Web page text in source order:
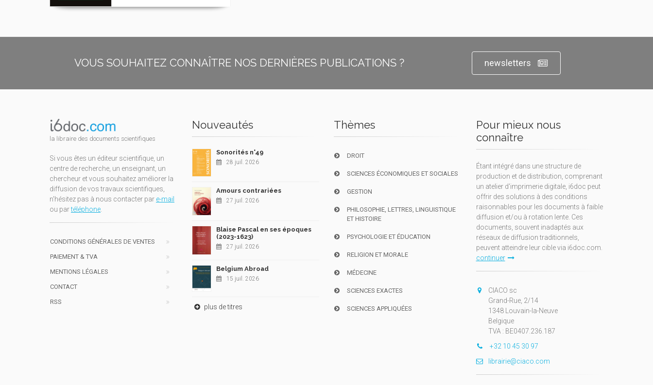
VOUS SOUHAITEZ CONNAÎTRE NOS DERNIÈRES PUBLICATIONS ? newsletters
la libraire des documents scientifiques
Si vous êtes un éditeur scientifique, un
centre de recherche, un enseignant, un
chercheur et vous souhaitez améliorer la
diffusion de vos travaux scientifiques,
n'hésitez pas à nous contacter par e-mail
ou partéléphone.
CONDITIONS GÉNÉRALES DE VENTES
PAIEMENT & TVA
MENTIONS LÉGALES
CONTACT
RSS
Nouveautés
Sonorités n°49
28 juil. 2026
Amours contrariées
27 juil. 2026
Blaise Pascal en ses époques
(2023-1623)
27 juil. 2026
Belgium Abroad
15 juil. 2026
plus de titres
Thèmes
DROIT
SCIENCES ÉCONOMIQUES ET SOCIALES
GESTION
PHILOSOPHIE, LETTRES, LINGUISTIQUE
ET HISTOIRE
PSYCHOLOGIE ET ÉDUCATION
RELIGION ET MORALE
MÉDECINE
SCIENCES EXACTES
SCIENCES APPLIQUÉES
Pour mieux nous
connaître
Étant intégré dans une structure de
production et de distribution, comprenant
un atelier d'imprimerie digitale, i6doc peut
offrir des solutions à des conditions
raisonnables pour les documents à faible
diffusion et/ou à rotation lente. Ces
documents, souvent inadaptés aux
réseaux de diffusion traditionnels,
peuvent atteindre leur cible via i6doc.com.
continuer
CIACO sc
Grand-Rue, 2/14
1348 Louvain-la-Neuve
Belgique
TVA : BE0407.236.187
+32 10 45 30 97
librairie@ciaco.com